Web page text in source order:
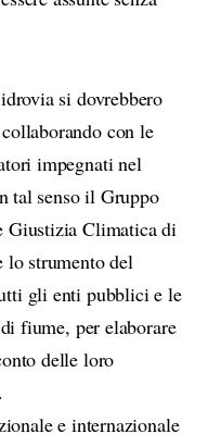
si dovrebbero
con le
impegnati nel
tal senso il Gruppo
Giustizia Climatica di
lo strumento del
gli enti pubblici e le
fiume, per elaborare
delle loro
e internazionale